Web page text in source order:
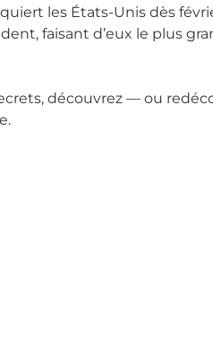
les États-Unis dès
faisant d’eux le plus
découvrez — ou